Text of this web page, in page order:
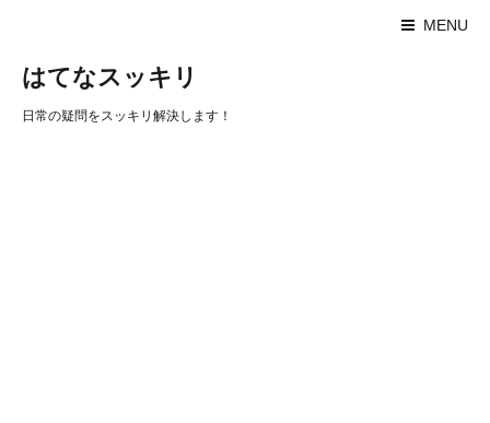
MENU
はてなスッキリ
日常の疑問をスッキリ解決します！